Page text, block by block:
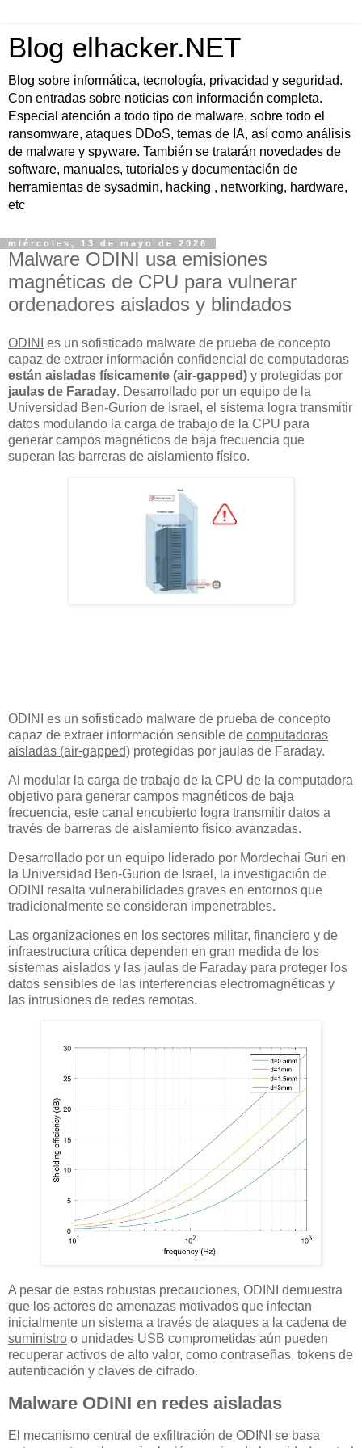
Blog elhacker.NET
Blog sobre informática, tecnología, privacidad y seguridad.
Con entradas sobre noticias con información completa.
Especial atención a todo tipo de malware, sobre todo el
ransomware, ataques DDoS, temas de IA, así como análisis
de malware y spyware. También se tratarán novedades de
software, manuales, tutoriales y documentación de
herramientas de sysadmin, hacking , networking, hardware,
etc
miércoles, 13 de mayo de 2026
Malware ODINI usa emisiones
magnéticas de CPU para vulnerar
ordenadores aislados y blindados
ODINI
es un sofisticado malware de prueba de concepto
capaz de extraer información confidencial de computadoras
están aisladas físicamente (air-gapped) y protegidas por
jaulas de Faraday. Desarrollado por un equipo de la
Universidad Ben-Gurion de Israel, el sistema logra transmitir
datos modulando la carga de trabajo de la CPU para
generar campos magnéticos de baja frecuencia que
superan las barreras de aislamiento físico.
ODINI es un sofisticado malware de prueba de concepto
capaz de extraer información sensible de computadoras
aisladas (air-gapped) protegidas por jaulas de Faraday.
Al modular la carga de trabajo de la CPU de la computadora
objetivo para generar campos magnéticos de baja
frecuencia, este canal encubierto logra transmitir datos a
través de barreras de aislamiento físico avanzadas.
Desarrollado por un equipo liderado por Mordechai Guri en
la Universidad Ben-Gurion de Israel, la investigación de
ODINI resalta vulnerabilidades graves en entornos que
tradicionalmente se consideran impenetrables.
Las organizaciones en los sectores militar, financiero y de
infraestructura crítica dependen en gran medida de los
sistemas aislados y las jaulas de Faraday para proteger los
datos sensibles de las interferencias electromagnéticas y
las intrusiones de redes remotas.
A pesar de estas robustas precauciones, ODINI demuestra
que los actores de amenazas motivados que infectan
inicialmente un sistema a través de ataques a la cadena de
suministro o unidades USB comprometidas aún pueden
recuperar activos de alto valor, como contraseñas, tokens de
autenticación y claves de cifrado.
Malware ODINI en redes aisladas
El mecanismo central de exfiltración de ODINI se basa